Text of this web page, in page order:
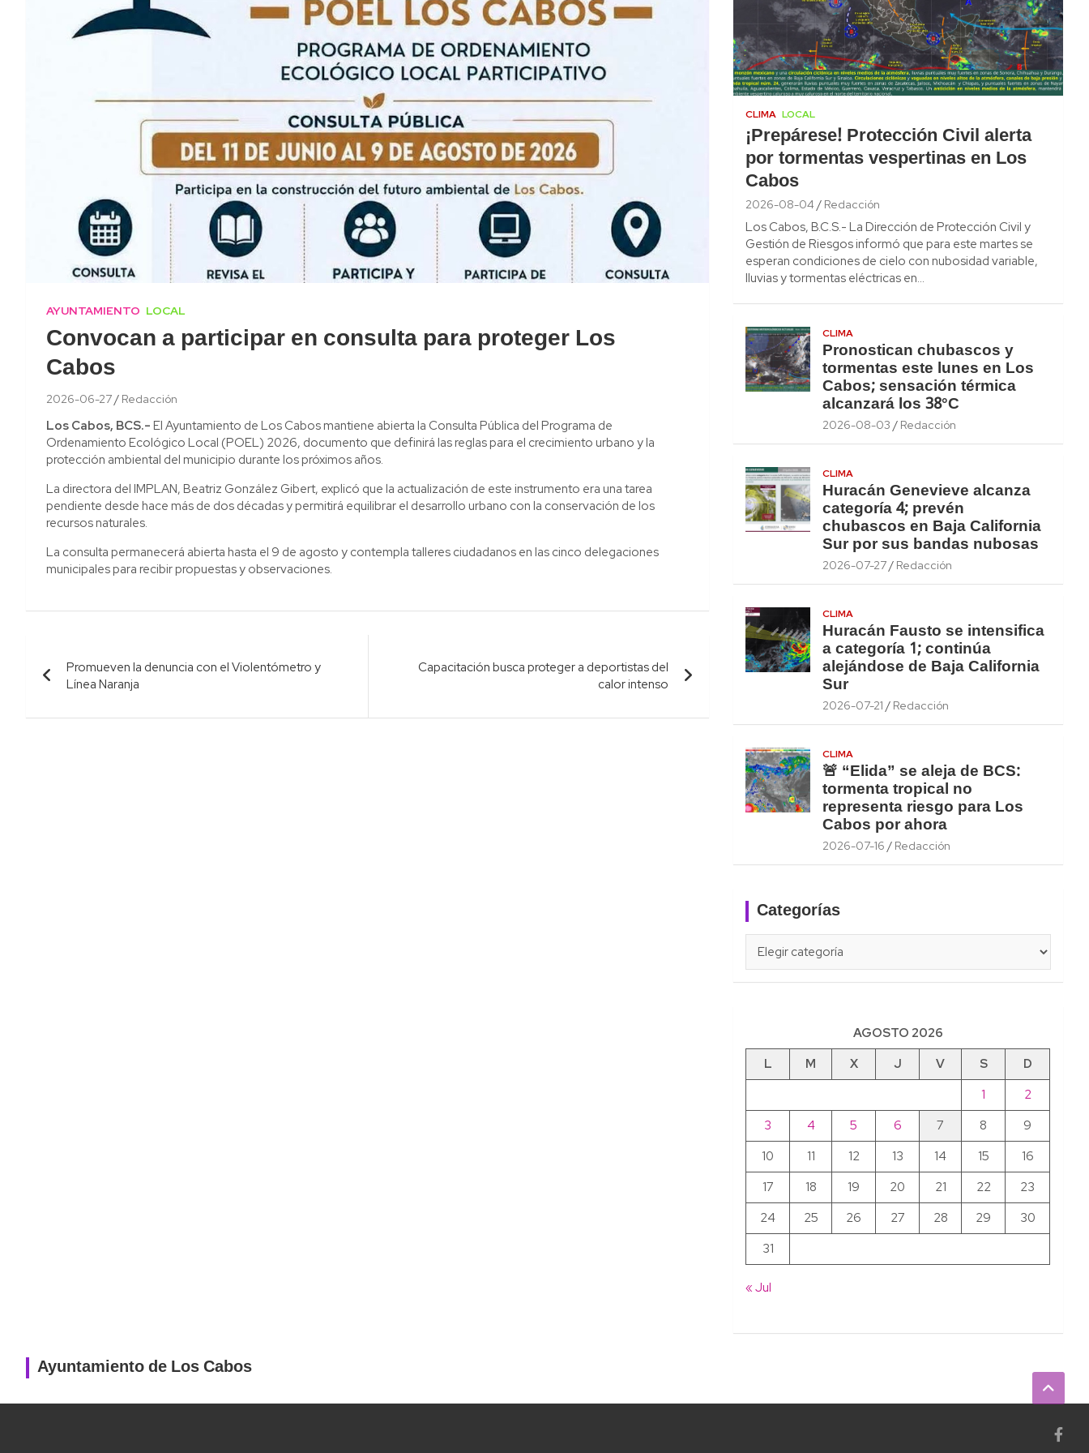
AYUNTAMIENTO LOCAL
Convocan a participar en consulta para proteger Los
Cabos
2026-06-27 Redacción
Los Cabos, BCS.- El Ayuntamiento de Los Cabos mantiene abierta la Consulta Pública del Programa de
Ordenamiento Ecológico Local (POEL) 2026, documento que definirá las reglas para el crecimiento urbano y la
protección ambiental del municipio durante los próximos años.
La directora del IMPLAN, Beatriz González Gibert, explicó que la actualización de este instrumento era una tarea
pendiente desde hace más de dos décadas y permitirá equilibrar el desarrollo urbano con la conservación de los
recursos naturales.
La consulta permanecerá abierta hasta el 9 de agosto y contempla talleres ciudadanos en las cinco delegaciones
municipales para recibir propuestas y observaciones.
Navegación
de
entradas
Promueven la denuncia con el Violentómetro y
Línea Naranja
Capacitación busca proteger a deportistas del
calor intenso
CLIMA LOCAL
¡Prepárese! Protección Civil alerta
por tormentas vespertinas en Los
Cabos
2026-08-04 Redacción
Los Cabos, B.C.S.- La Dirección de Protección Civil y
Gestión de Riesgos informó que para este martes se
esperan condiciones de cielo con nubosidad variable,
lluvias y tormentas eléctricas en…
CLIMA
Pronostican chubascos y
tormentas este lunes en Los
Cabos; sensación térmica
alcanzará los 38°C
2026-08-03 Redacción
CLIMA
Huracán Genevieve alcanza
categoría 4; prevén
chubascos en Baja California
Sur por sus bandas nubosas
2026-07-27 Redacción
CLIMA
Huracán Fausto se intensifica
a categoría 1; continúa
alejándose de Baja California
Sur
2026-07-21 Redacción
CLIMA
🚨 “Elida” se aleja de BCS:
tormenta tropical no
representa riesgo para Los
Cabos por ahora
2026-07-16 Redacción
Categorías
AGOSTO 2026
L
M X J V S
D
1
2
3
4 5 6 7 8
9
10
11 12 13 14 15
16
17
18 19 20 21 22
23
24
25 26 27 28 29
30
31
« Jul
Ayuntamiento de Los Cabos